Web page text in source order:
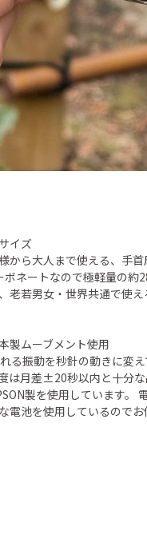
イズ
から大人まで使える、手
ネートなので極軽量の約
老若男女・世界共通で使え
製ムーブメント使用
る振動を秒針の動きに変
は月差±20秒以内と十分
製を使用しています。
電池を使用しているので